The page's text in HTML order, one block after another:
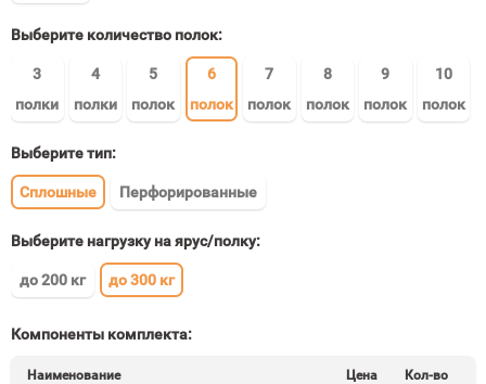
Выберите количество полок:
3
полки
4
полки
5
полок
6
полок
7
полок
8
полок
9
полок
10
полок
Выберите тип:
Сплошные Перфорированные
Выберите нагрузку на ярус/полку:
до 200 кг до 300 кг
Компоненты комплекта:
Наименование Цена Кол-во